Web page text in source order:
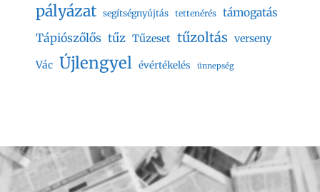
pályázat segítségnyújtás tettenérés támogatás
Tápiószőlős tűz Tűzeset tűzoltás verseny
Vác Újlengyel évértékelés ünnepség